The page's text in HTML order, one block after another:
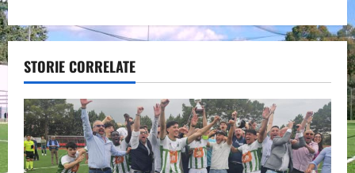
n
a
v
i
g
STORIE CORRELATE